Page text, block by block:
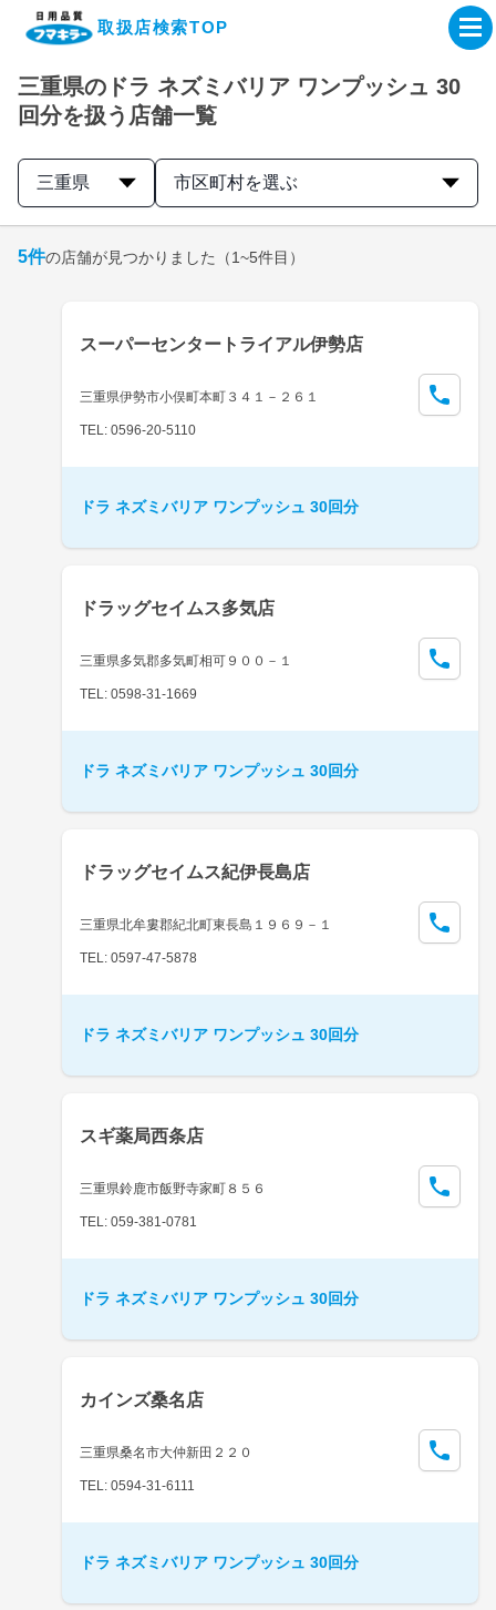
取扱店検索TOP
企業・IR情報サイト
製品情報サイト
取扱店検索はこちら
三重県のドラ ネズミバリア ワンプッシュ 30
回分を扱う店舗一覧
三重県 市区町村を選ぶ
5件の店舗が見つかりました （1~5件目）
スーパーセンタートライアル伊勢店
三重県伊勢市小俣町本町３４１－２６１
TEL: 0596-20-5110
ドラ ネズミバリア ワンプッシュ 30回分
ドラッグセイムス多気店
三重県多気郡多気町相可９００－１
TEL: 0598-31-1669
ドラ ネズミバリア ワンプッシュ 30回分
ドラッグセイムス紀伊長島店
三重県北牟婁郡紀北町東長島１９６９－１
TEL: 0597-47-5878
ドラ ネズミバリア ワンプッシュ 30回分
スギ薬局西条店
三重県鈴鹿市飯野寺家町８５６
TEL: 059-381-0781
ドラ ネズミバリア ワンプッシュ 30回分
カインズ桑名店
三重県桑名市大仲新田２２０
TEL: 0594-31-6111
ドラ ネズミバリア ワンプッシュ 30回分